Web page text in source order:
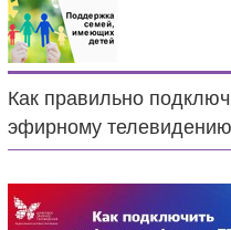
Как правильно
эфирному телевидению